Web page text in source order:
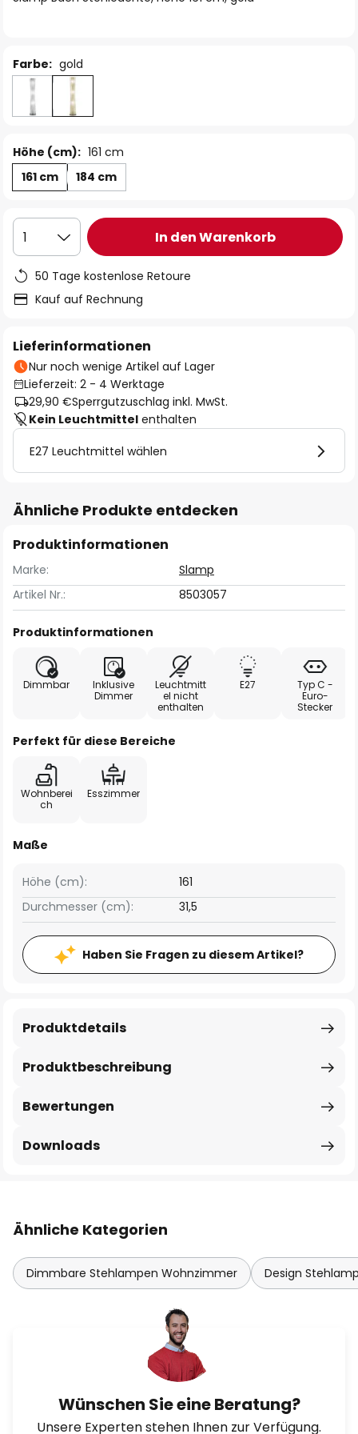
Farbe: gold
Höhe (cm): 161 cm
161 cm
184 cm
1 In den Warenkorb
50 Tage kostenlose Retoure
Kauf auf Rechnung
Lieferinformationen
Nur noch wenige Artikel auf Lager
Lieferzeit: 2 - 4 Werktage
29,90 €Sperrgutzuschlag inkl. MwSt.
Kein Leuchtmittel enthalten
E27 Leuchtmittel wählen
Ähnliche Produkte entdecken
Produktinformationen
Marke:
Slamp
Artikel Nr.:
8503057
Produktinformationen
Dimmbar
Inklusive
Dimmer
Leuchtmitt
el nicht
enthalten
E27
Typ C -
Euro-
Stecker
Perfekt für diese Bereiche
Wohnberei
ch
Esszimmer
Maße
Höhe (cm):
161
Durchmesser (cm):
31,5
Haben Sie Fragen zu diesem Artikel?
Produktbeschreibung
Produktdetails
Bewertungen
Downloads
Ähnliche Kategorien
Dimmbare Stehlampen Wohnzimmer Design
Wünschen Sie eine Beratung?
Unsere Experten stehen Ihnen zur Verfügung.